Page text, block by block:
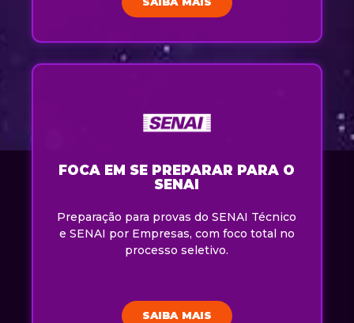
FOCA EM SE PREPARAR PARA O
SENAI
Preparação para provas do SENAI Técnico
e SENAI por Empresas, com foco total no
processo seletivo.
SAIBA MAIS